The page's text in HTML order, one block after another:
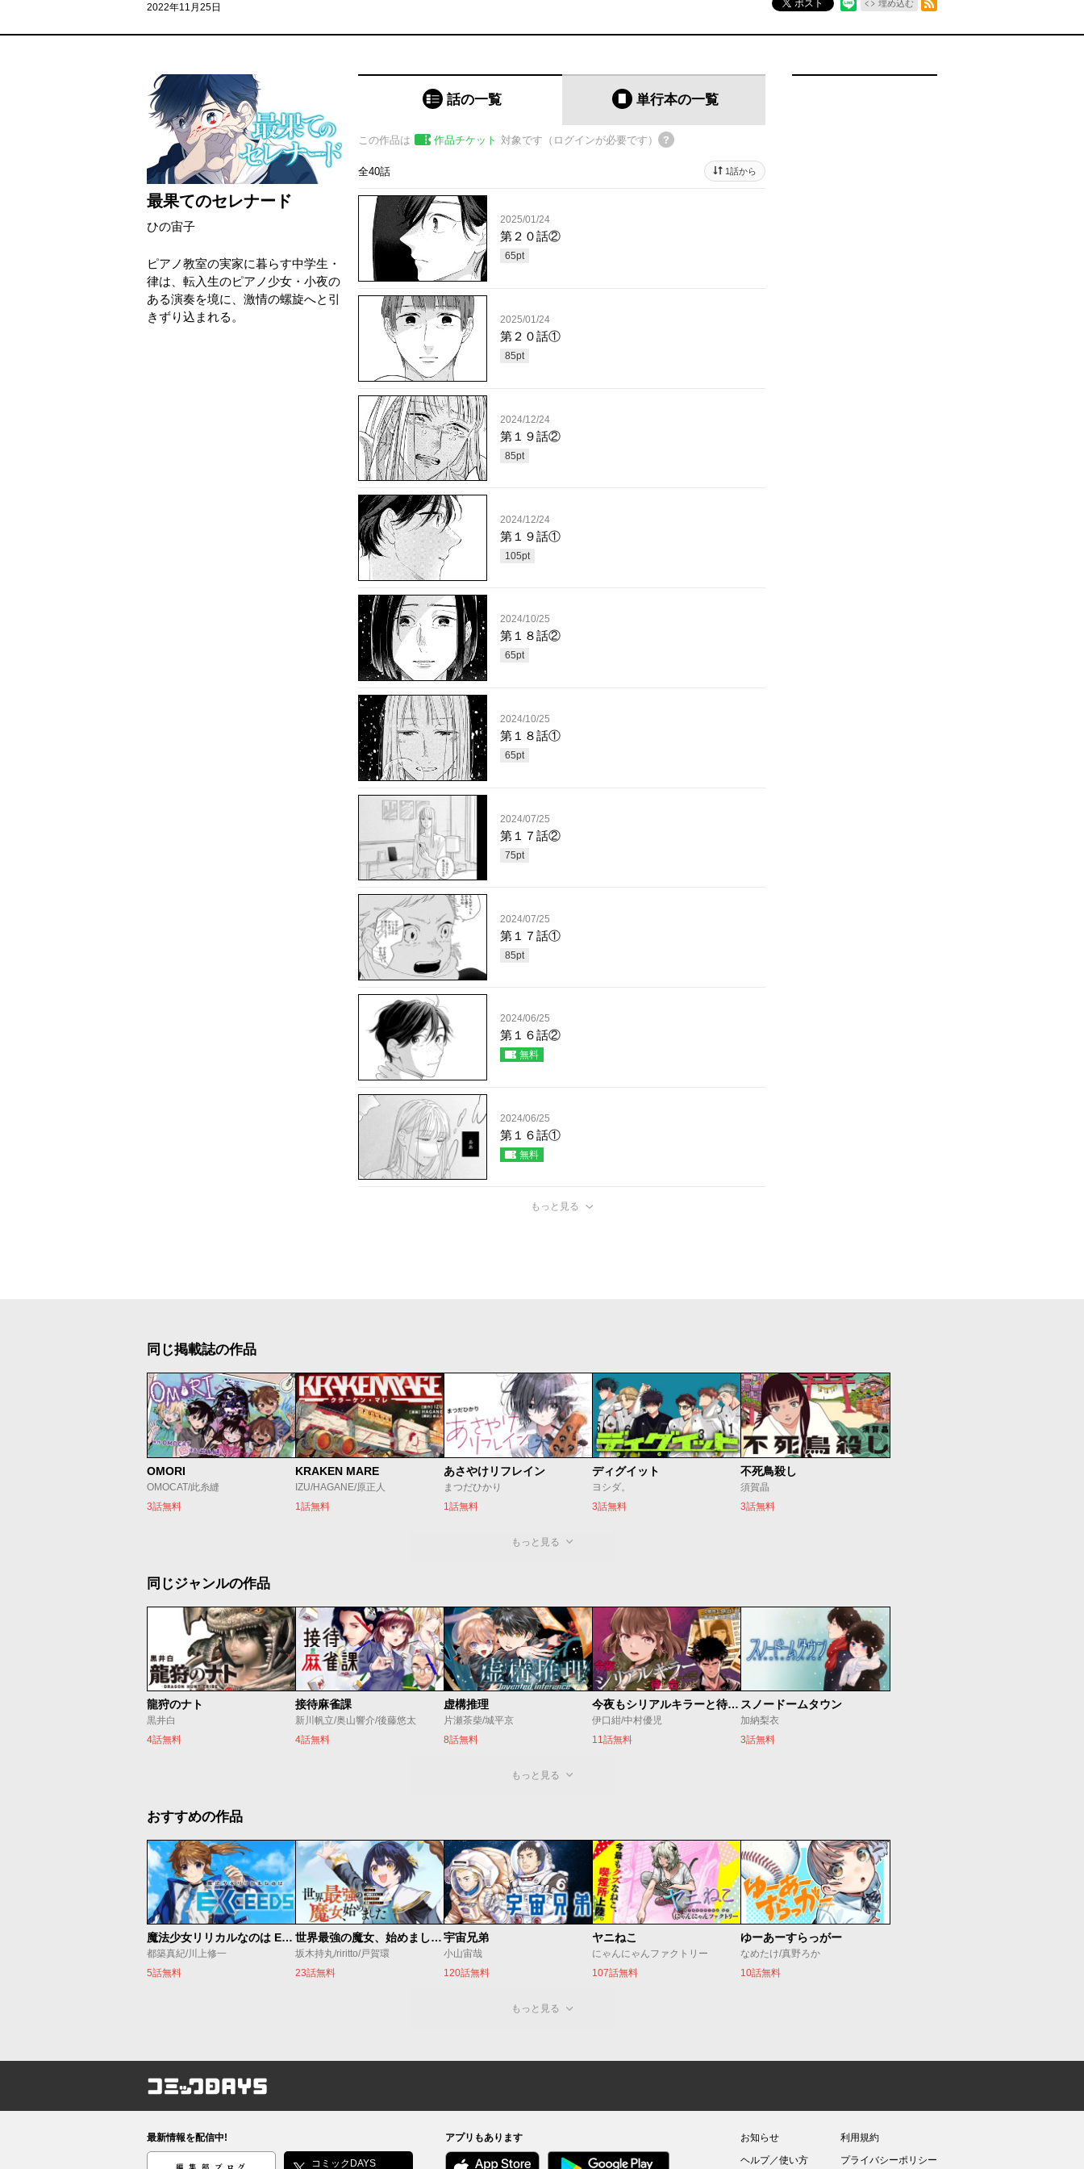
2022年11月25日 ポスト 埋め込む
最果てのセレナード
ひの宙子
ピアノ教室の実家に暮らす中学生・
律は、転入生のピアノ少女・小夜の
ある演奏を境に、激情の螺旋へと引
きずり込まれる。
話の一覧 単行本の一覧
この作品は 作品チケット 対象です（ログインが必要です）
全40話 1話から
2025/01/24
第２０話②
65pt
2025/01/24
第２０話①
85pt
2024/12/24
第１９話②
85pt
2024/12/24
第１９話①
105pt
2024/10/25
第１８話②
65pt
2024/10/25
第１８話①
65pt
2024/07/25
第１７話②
75pt
2024/07/25
第１７話①
85pt
2024/06/25
第１６話②
無料
2024/06/25
第１６話①
無料
もっと見る
同じ掲載誌の作品
OMORI
OMOCAT/此糸縫
3話無料
KRAKEN MARE
IZU/HAGANE/原正人
1話無料
あさやけリフレイン
まつだひかり
1話無料
ディグイット
ヨシダ。
3話無料
不死鳥殺し
須賀晶
3話無料
もっと見る
同じジャンルの作品
龍狩のナト
黒井白
4話無料
接待麻雀課
新川帆立/奥山響介/後藤悠太
4話無料
虚構推理
片瀬茶柴/城平京
8話無料
今夜もシリアルキラーと待ち合わせ
伊口紺/中村優児
11話無料
スノードームタウン
加納梨衣
3話無料
もっと見る
おすすめの作品
魔法少女リリカルなのは EXCEEDS
都築真紀/川上修一
5話無料
世界最強の魔女、始めました ～私だけ『攻略サイト』を見れる世界で自由に生きます～
坂木持丸/riritto/戸賀環
23話無料
宇宙兄弟
小山宙哉
120話無料
ヤニねこ
にゃんにゃんファクトリー
107話無料
ゆーあーすらっがー
なめたけ/真野ろか
10話無料
もっと見る
コミックDAYS
最新情報を配信中!
編集部ブログ コミックDAYS
アプリもあります
お知らせ
ヘルプ／使い方
利用規約
プライバシーポリシー